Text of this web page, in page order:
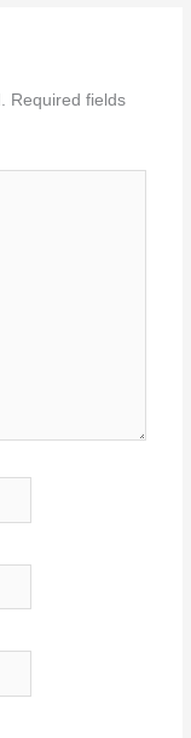
Required fields